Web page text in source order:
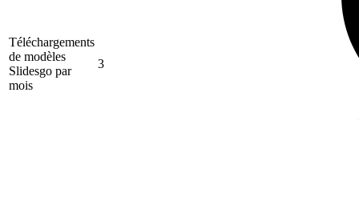
Téléchargements
de modèles
Slidesgo par
mois
3